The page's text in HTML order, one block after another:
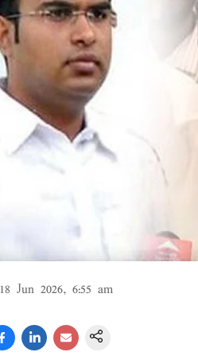
18 Jun 2026, 6:55 am